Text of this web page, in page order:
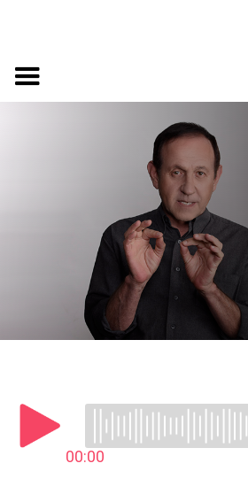
00:00